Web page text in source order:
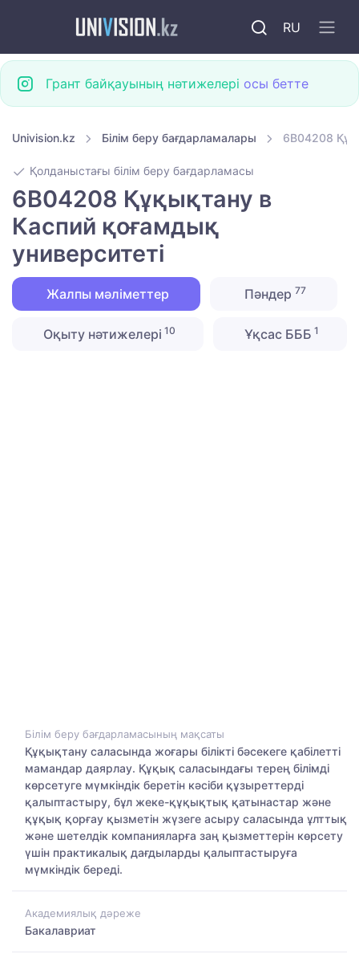
RU
Грант байқауының нәтижелері осы бетте
Univision.kz Білім беру бағдарламалары 6B04208
Қолданыстағы білім беру бағдарламасы
6B04208 Құқықтану в
Каспий қоғамдық
университеті
Жалпы мәліметтер Пәндер 77
Оқыту нәтижелері 10 Ұқсас БББ 1
Білім беру бағдарламасының мақсаты
Құқықтану саласында жоғары білікті бәсекеге қабілетті
мамандар даярлау. Құқық саласындағы терең білімді
көрсетуге мүмкіндік беретін кәсіби құзыреттерді
қалыптастыру, бұл жеке-құқықтық қатынастар және
құқық қорғау қызметін жүзеге асыру саласында ұлттық
және шетелдік компанияларға заң қызметтерін көрсету
үшін практикалық дағдыларды қалыптастыруға
мүмкіндік береді.
Академиялық дәреже
Бакалавриат